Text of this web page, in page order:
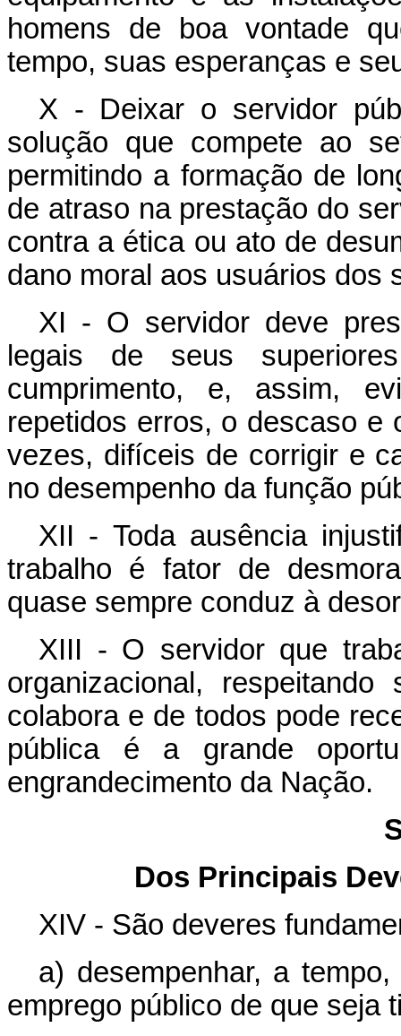
homens de boa vontade
tempo, suas esperanças e
X - Deixar o servidor
solução que compete ao
permitindo a formação de
de atraso na prestação do
contra a ética ou ato de
dano moral aos usuários dos
XI - O servidor deve
legais de seus
cumprimento, e, assim,
repetidos erros, o descaso e
vezes, difíceis de corrigir e
no desempenho da função
XII - Toda ausência
trabalho é fator de
quase sempre conduz à
XIII - O servidor que
organizacional,
colabora e de todos pode
pública é a grande
engrandecimento da Nação.
Dos Principais
XIV - São deveres
a) desempenhar, a
emprego público de que seja